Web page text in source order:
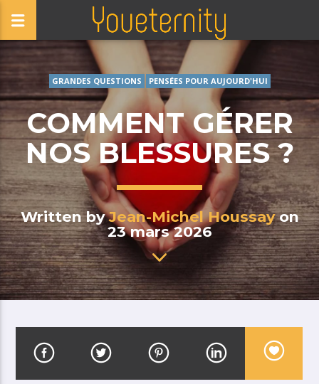
GRANDES QUESTIONS PENSÉES POUR AUJOURD'HUI
COMMENT GÉRER
NOS BLESSURES ?
Written byJean-Michel Houssayon
23 mars 2026